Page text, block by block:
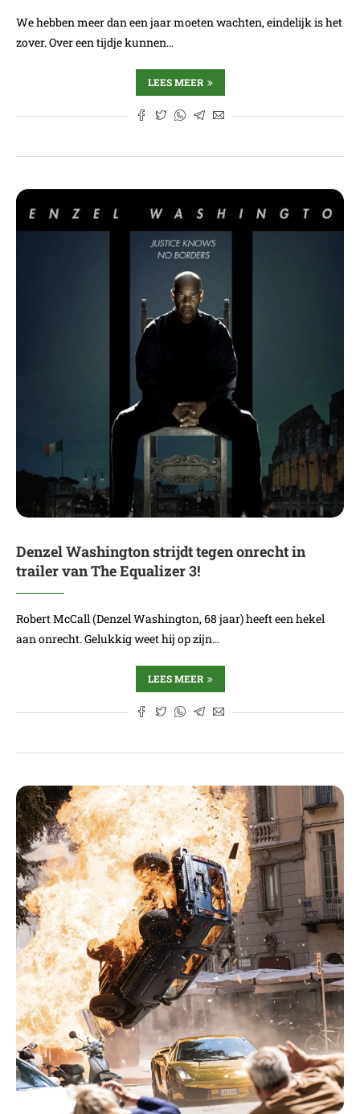
We hebben meer dan een jaar moeten wachten, eindelijk is het
zover. Over een tijdje kunnen…
LEES MEER
Denzel Washington strijdt tegen onrecht in
trailer van The Equalizer 3!
Robert McCall (Denzel Washington, 68 jaar) heeft een hekel
aan onrecht. Gelukkig weet hij op zijn…
LEES MEER